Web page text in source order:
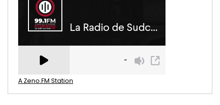
A Zeno.FM Station